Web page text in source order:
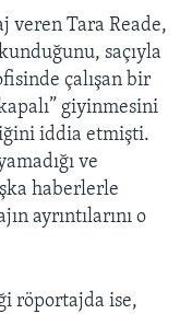
veren Tara Reade,
saçıyla
çalışan bir
giyinmesini
iddia etmişti.
ve
haberlerle
ayrıntılarını o
röportajda ise,